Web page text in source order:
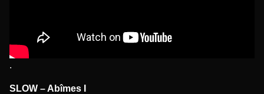
.
SLOW – Ab​î​mes I